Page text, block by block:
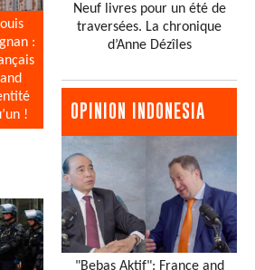
:
!
Neuf livres pour un été de
traversées. La chronique
d’Anne Dézîles
OPINION INDONESIA
"Bebas Aktif": France and